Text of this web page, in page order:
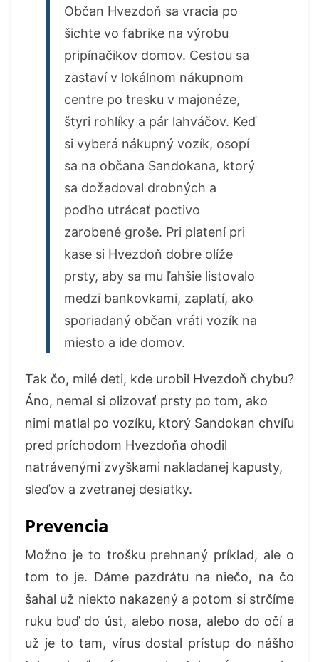
Občan Hvezdoň sa vracia po
šichte vo fabrike na výrobu
pripínačikov domov. Cestou sa
zastaví v lokálnom nákupnom
centre po tresku v majonéze,
štyri rohlíky a pár lahváčov. Keď
si vyberá nákupný vozík, osopí
sa na občana Sandokana, ktorý
sa dožadoval drobných a
poďho utrácať poctivo
zarobené groše. Pri platení pri
kase si Hvezdoň dobre olíže
prsty, aby sa mu ľahšie listovalo
medzi bankovkami, zaplatí, ako
sporiadaný občan vráti vozík na
miesto a ide domov.
Tak čo, milé deti, kde urobil Hvezdoň chybu?
Áno, nemal si olizovať prsty po tom, ako
nimi matlal po vozíku, ktorý Sandokan chvíľu
pred príchodom Hvezdoňa ohodil
natrávenými zvyškami nakladanej kapusty,
sleďov a zvetranej desiatky.
Prevencia
Možno je to trošku prehnaný príklad, ale o
tom to je. Dáme pazdrátu na niečo, na čo
šahal už niekto nakazený a potom si strčíme
ruku buď do úst, alebo nosa, alebo do očí a
už je to tam, vírus dostal prístup do nášho